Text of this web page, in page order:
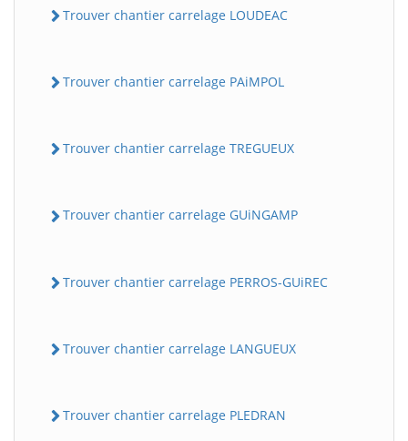
Trouver chantier carrelage LOUDEAC
Trouver chantier carrelage PAiMPOL
Trouver chantier carrelage TREGUEUX
Trouver chantier carrelage GUiNGAMP
Trouver chantier carrelage PERROS-GUiREC
Trouver chantier carrelage LANGUEUX
Trouver chantier carrelage PLEDRAN